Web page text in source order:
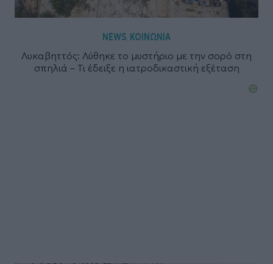
NEWS, ΚΟΙΝΩΝΙΑ
Λυκαβηττός: Λύθηκε το μυστήριο με την σορό στη
σπηλιά – Τι έδειξε η ιατροδικαστική εξέταση